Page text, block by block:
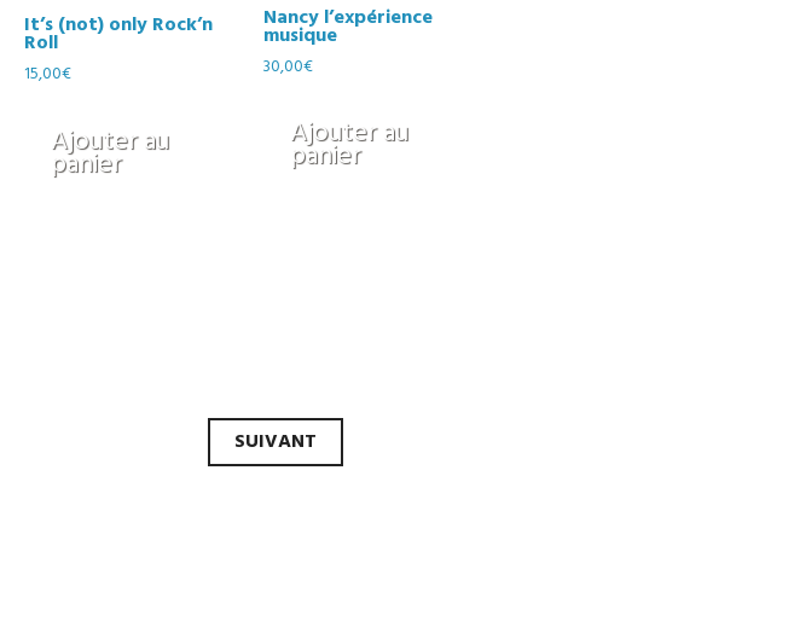
It’s (not) only Rock’n
Roll
15,00€
Ajouter au
panier
Nancy l’expérience
musique
30,00€
Ajouter au
panier
SUIVANT